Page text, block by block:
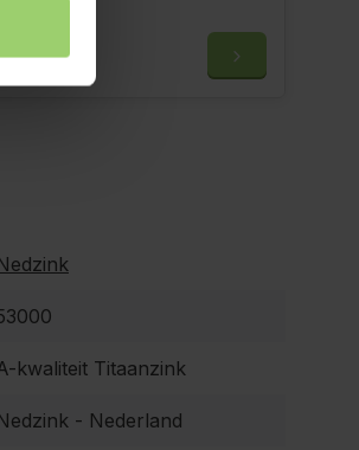
kwaliteit Titaanzink
- Nederland